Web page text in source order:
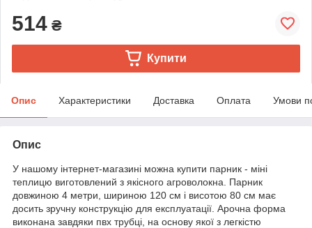
514 ₴
Купити
Опис Характеристики Доставка Оплата Умови
Опис
У нашому інтернет-магазині можна купити парник - міні
теплицю виготовлений з якісного агроволокна. Парник
довжиною 4 метри, шириною 120 см і висотою 80 см має
досить зручну конструкцію для експлуатації. Арочна форма
виконана завдяки пвх трубці, на основу якої з легкістю